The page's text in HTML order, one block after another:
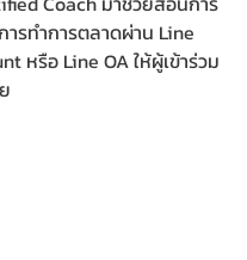
ารทำการตลาดผ่าน Line
หรือ Line OA ให้ผู้เข้าร่วม